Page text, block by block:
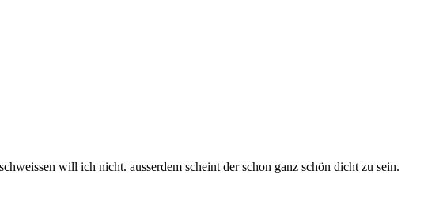
will ich nicht. ausserdem scheint der schon ganz schön dicht zu sein.